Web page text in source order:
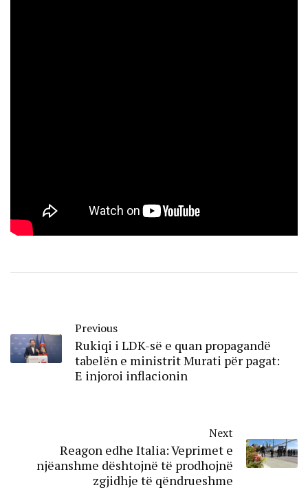
Previous
Rukiqi i LDK-së e quan propagandë
tabelën e ministrit Murati për pagat:
E injoroi inflacionin
Next
Reagon edhe Italia: Veprimet e
njëanshme dështojnë të prodhojnë
zgjidhje të qëndrueshme